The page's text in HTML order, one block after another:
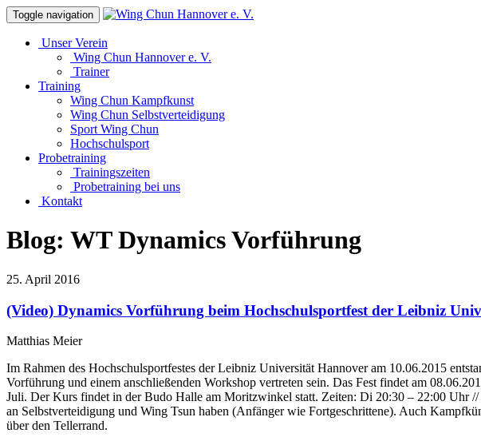
Toggle navigation
Unser Verein
Wing Chun Hannover e. V.
Trainer
Training
Wing Chun Kampfkunst
Wing Chun Selbstverteidigung
Sport Wing Chun
Hochschulsport
Probetraining
Trainingszeiten
Probetraining bei uns
Kontakt
Blog: WT Dynamics Vorführung
25. April 2016
(Video) Dynamics Vorführung beim Hochschulsportfest der Leibniz
Matthias Meier
Im Rahmen des Hochschulsportfestes der Leibniz Universität Hannover am 10.06.2015
Vorführung und einem anschließenden Workshop vertreten sein. Das Fest findet am
Juli. Der Kurs findet in der Budo Halle am Moritzwinkel statt. Zeiten: Di 20:30 – 22:00 Uhr
an Selbstverteidigung und Wing Tsun haben (Anfänger wie Fortgeschrittene). Auch
über den Tellerrand.